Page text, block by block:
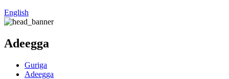
English
Adeegga
Guriga
Adeegga